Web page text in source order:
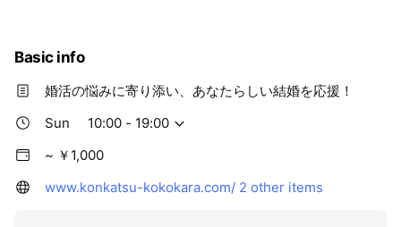
Basic info
婚活の悩みに寄り添い、あなたらしい結婚を応援！
Sun
10:00 - 19:00
~ ￥1,000
www.konkatsu-kokokara.com/ 2 other items